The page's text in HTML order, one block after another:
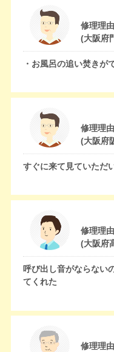
修理理由
(大阪府
・お風呂の追い焚きが
修理理由
(大阪府
すぐに来て見ていただ
修理理由
(大阪府
呼び出し音がならない
てくれた
修理理由